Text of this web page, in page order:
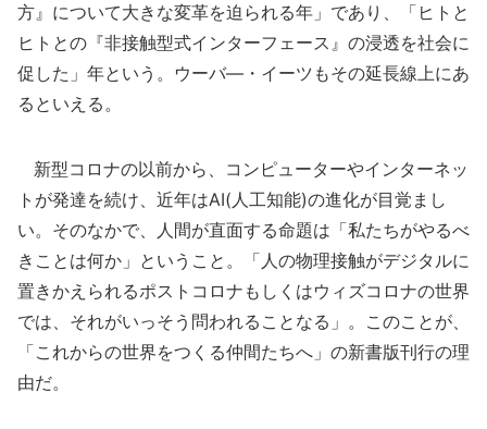
方』について大きな変革を迫られる年」であり、「ヒトと
ヒトとの『非接触型式インターフェース』の浸透を社会に
促した」年という。ウーバ―・イーツもその延長線上にあ
るといえる。
新型コロナの以前から、コンピューターやインターネッ
トが発達を続け、近年はAI(人工知能)の進化が目覚まし
い。そのなかで、人間が直面する命題は「私たちがやるべ
きことは何か」ということ。「人の物理接触がデジタルに
置きかえられるポストコロナもしくはウィズコロナの世界
では、それがいっそう問われることなる」。このことが、
「これからの世界をつくる仲間たちへ」の新書版刊行の理
由だ。